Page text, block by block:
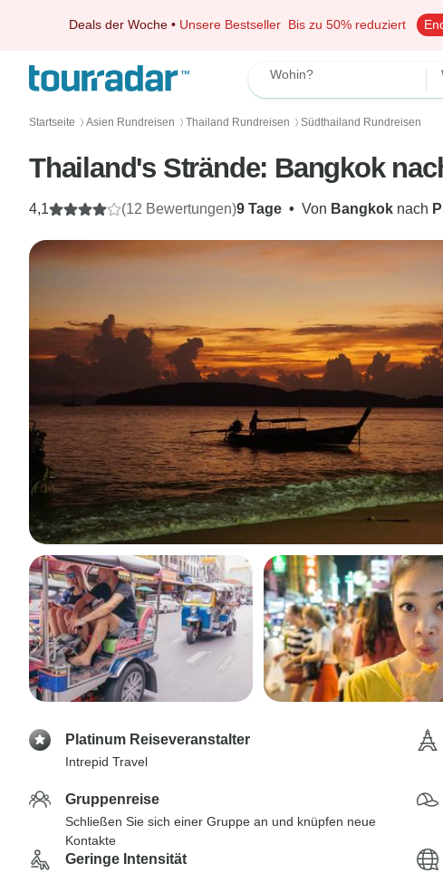
Deals der Woche • Unsere Bestseller Bis zu 50% reduziert
Wohin?
Startseite 〉 Asien Rundreisen 〉 Thailand Rundreisen 〉 Südthailand Rundreisen
Thailand's Strände: Bangkok
9 Tage • Von Bangkok nach
4,1 (12 Bewertungen)
Platinum Reiseveranstalter
Intrepid Travel
Gruppenreise
Schließen Sie sich einer Gruppe an und knüpfen neue
Kontakte
Geringe Intensität